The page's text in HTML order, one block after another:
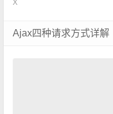
X
Ajax四种请求方式详解